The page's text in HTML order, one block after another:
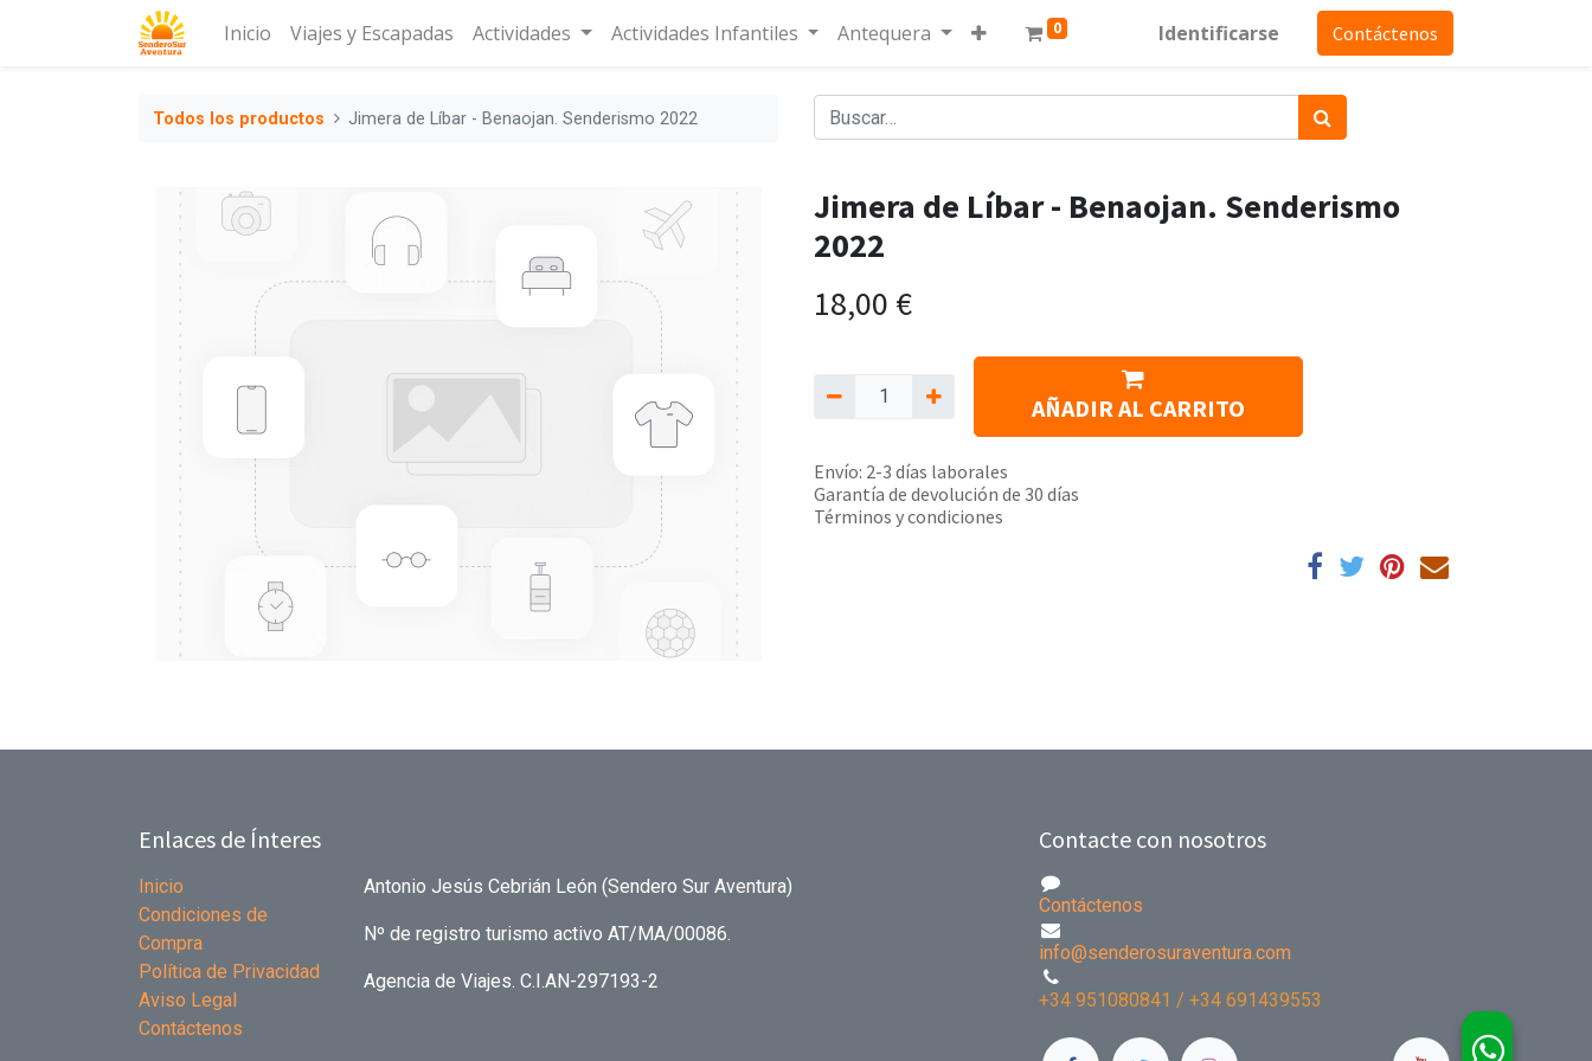
Inicio Viajes y Escapadas Actividades Actividades Infantiles Antequera 0 Identificarse Contáctenos
Todos los productos Jimera de Líbar - Benaojan. Senderismo 2022
Jimera de Líbar - Benaojan. Senderismo
2022
18,00 €
AÑADIR AL CARRITO
Envío: 2-3 días laborales
Garantía de devolución de 30 días
Términos y condiciones
Enlaces de Ínteres
Inicio
Condiciones de
Compra
Política de Privacidad
Aviso Legal
Contáctenos
Antonio Jesús Cebrián León (Sendero Sur Aventura)
Nº de registro turismo activo AT/MA/00086.
Agencia de Viajes. C.I.AN-297193-2
Contacte con nosotros
Contáctenos
info@senderosuraventura.com
+34 951080841 / +34 691439553